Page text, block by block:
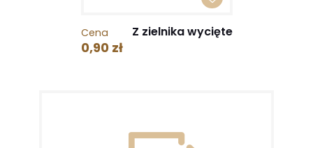
Cena
0,90 zł
Z zielnika wycięte